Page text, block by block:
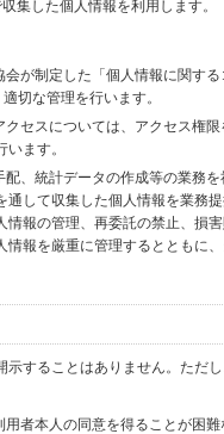
集した個人情報を利用します。
会が制定した「個人情報に関す
切な管理を行います。
セスについては、アクセス権
ます。
、統計データの作成等の業務
して収集した個人情報を業務
報の管理、再委託の禁止、損
報を厳重に管理するとともに
することはありません。ただ
者本人の同意を得ることが困難